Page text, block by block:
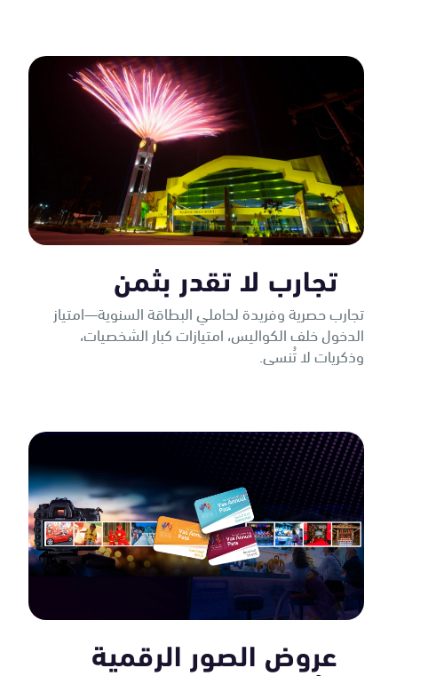
تجارب لا تقدر بثمن
تجارب حصرية وفريدة لحاملي البطاقة السنوية—امتياز
الدخول خلف الكواليس، امتيازات كبار الشخصيات،
وذكريات لا تُنسى.
عروض الصور الرقمية